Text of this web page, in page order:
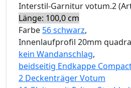
Interstil-Garniturvotum.2
Länge: 100,0 cm
Farbe 56 schwarz,
Innenlaufprofil 20mm
kein Wandanschlag,
beidseitig Endkappe
2 Deckenträger Votum